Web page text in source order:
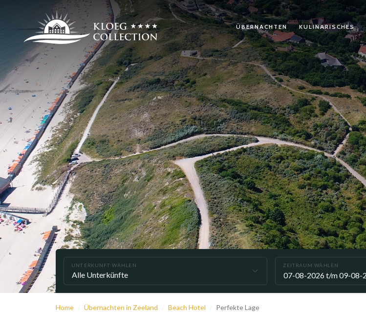
ÜBERNACHTEN KULINARISCHES
UNTERKUNFT WÄHLEN ZEITRAUM WÄHLEN
Home Übernachten in Zeeland Beach Hotel Perfekte Lage